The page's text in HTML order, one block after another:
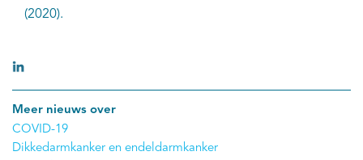
(2020).
Meer nieuws over
COVID-19
Dikkedarmkanker en endeldarmkanker